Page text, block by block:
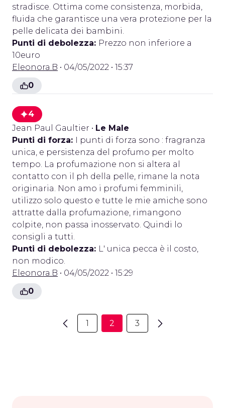
stradisce. Ottima come consistenza, morbida,
fluida che garantisce una vera protezione per la
pelle delicata dei bambini.
Punti di debolezza: Prezzo non inferiore a
10euro
Eleonora.B • 04/05/2022 • 15:37
0
4
Jean Paul Gaultier • Le Male
Punti di forza: I punti di forza sono : fragranza
unica, e persistenza del profumo per molto
tempo. La profumazione non si altera al
contatto con il ph della pelle, rimane la nota
originaria. Non amo i profumi femminili,
utilizzo solo questo e tutte le mie amiche sono
attratte dalla profumazione, rimangono
colpite, non passa inosservato. Quindi lo
consigli a tutti.
Punti di debolezza: L' unica pecca è il costo,
non modico.
Eleonora.B • 04/05/2022 • 15:29
0
1 2 3